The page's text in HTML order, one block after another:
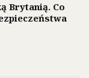
Brytanią. Co